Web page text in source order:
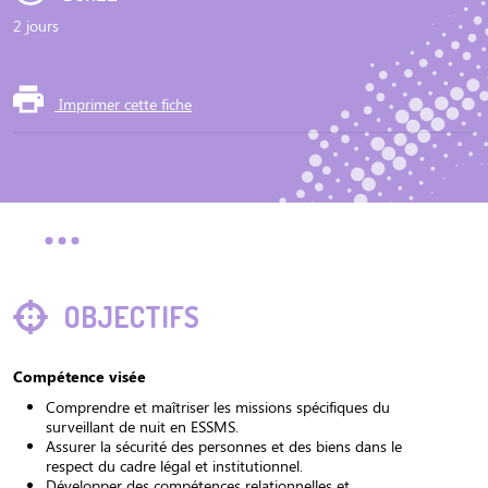
OBJECTIFS
Compétence visée
Comprendre et maîtriser les missions spécifiques du
surveillant de nuit en ESSMS.
Assurer la sécurité des personnes et des biens dans le
respect du cadre légal et institutionnel.
2 jours
Imprimer cette fiche